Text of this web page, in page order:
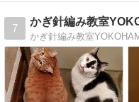
7
かぎ針編み教室